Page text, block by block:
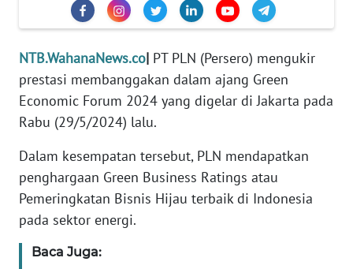
NTB.WahanaNews.co| PT PLN (Persero) mengukir
prestasi membanggakan dalam ajang Green
Economic Forum 2024 yang digelar di Jakarta pada
Rabu (29/5/2024) lalu.
Dalam kesempatan tersebut, PLN mendapatkan
penghargaan Green Business Ratings atau
Pemeringkatan Bisnis Hijau terbaik di Indonesia
pada sektor energi.
Baca Juga:
KAMI
MEDIA
SIBER
KARIR
DISCLAIMER